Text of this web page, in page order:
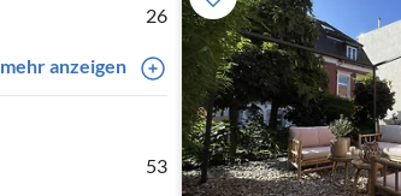
26
mehr anzeigen
53